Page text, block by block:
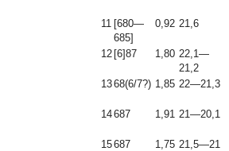
11 [680—
685]
0,92 21,6
12 [6]87 1,80 22,1—
21,2
1368(6/7?) 1,85 22—21,3
14687 1,91 21—20,1
15687 1,75 21,5—21